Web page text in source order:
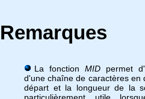
Remarques
La fonction MID permet
d'une chaîne de caractères en
départ et la longueur de la